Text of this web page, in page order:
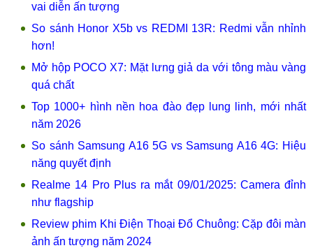
vai diễn ấn tượng
So sánh Honor X5b vs REDMI 13R: Redmi vẫn nhỉnh
hơn!
Mở hộp POCO X7: Mặt lưng giả da với tông màu vàng
quá chất
Top 1000+ hình nền hoa đào đẹp lung linh, mới nhất
năm 2026
So sánh Samsung A16 5G vs Samsung A16 4G: Hiệu
năng quyết định
Realme 14 Pro Plus ra mắt 09/01/2025: Camera đỉnh
như flagship
Review phim Khi Điện Thoại Đổ Chuông: Cặp đôi màn
ảnh ấn tượng năm 2024